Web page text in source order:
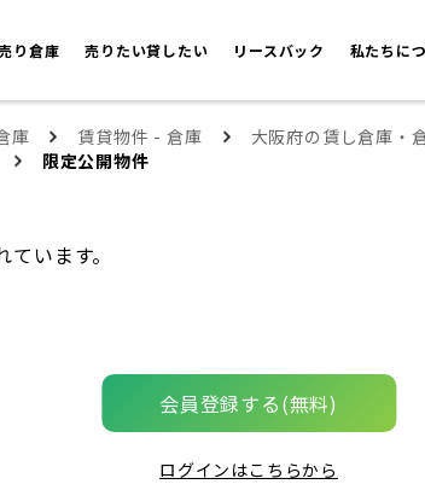
り倉庫 売りたい貸したい リースバック 私たちに
庫 賃貸物件 - 倉庫
大阪府の賃し倉庫・
限定公開物件
います。
会員登録する(無料)
ログインはこちらから